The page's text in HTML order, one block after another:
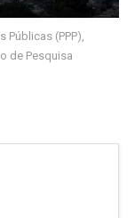
(PPP),
de Pesquisa